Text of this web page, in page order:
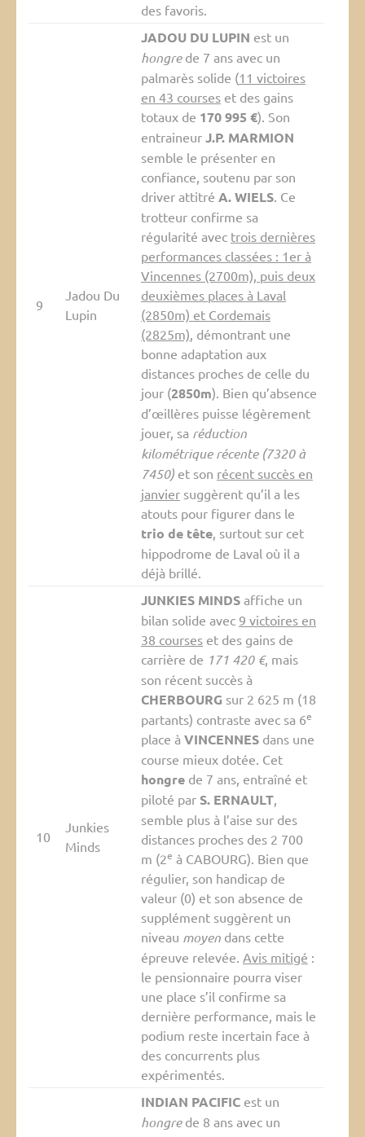
des favoris.
9
Jadou Du
Lupin
JADOU DU LUPIN est un
hongrede 7 ans avec un
palmarès solide (11 victoires
en 43 courseset des gains
totaux de 170 995 €). Son
entraineur J.P. MARMION
semble le présenter en
confiance, soutenu par son
driver attitré A. WIELS. Ce
trotteur confirme sa
régularité avec trois dernières
performances classées : 1er à
Vincennes (2700m), puis deux
deuxièmes places à Laval
(2850m) et Cordemais
(2825m), démontrant une
bonne adaptation aux
distances proches de celle du
jour (2850m). Bien qu’absence
d’œillères puisse légèrement
jouer, sa réduction
kilométrique récente (7320 à
7450)et son récent succès en
janviersuggèrent qu’il a les
atouts pour figurer dans le
trio de tête, surtout sur cet
hippodrome de Laval où il a
déjà brillé.
10
Junkies
Minds
JUNKIES MINDSaffiche un
bilan solide avec 9 victoires en
38 courseset des gains de
carrière de 171 420 €, mais
son récent succès à
CHERBOURG sur 2 625 m (18
partants) contraste avec sa 6e
place à VINCENNESdans une
course mieux dotée. Cet
hongrede 7 ans, entraîné et
piloté par S. ERNAULT,
semble plus à l’aise sur des
distances proches des 2 700
m (2e à CABOURG). Bien que
régulier, son handicap de
valeur (0) et son absence de
supplément suggèrent un
niveau moyendans cette
épreuve relevée. Avis mitigé :
le pensionnaire pourra viser
une place s’il confirme sa
dernière performance, mais le
podium reste incertain face à
des concurrents plus
expérimentés.
INDIAN PACIFICest un
hongrede 8 ans avec un